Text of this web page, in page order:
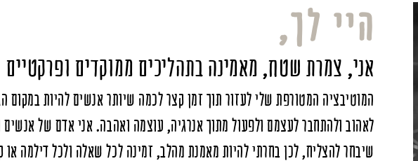
היי לך,
אני, צמרת שטח,מאמינה בתהליכים ממוקדים ופרקטיים
​המוטיבציה המטורפת שלי לעזור תוך זמן קצר לכמה שיותר אנשים להיות במקום
לאהוב ולהתחבר לעצמם ולפעול מתוך אנרגיה, עוצמה ואהבה. ​אני אדם של
שיבחר להצליח, לכן בחרתי להיות מאמנת מהלב, זמינה לכל שאלה ולכל דילמה או